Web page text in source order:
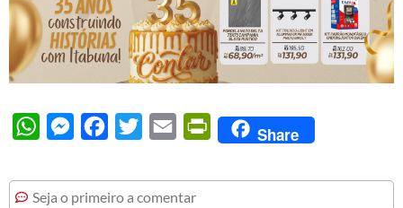
WhatsAppMessengerFacebook
Twitter Email PrintFriendly
Share
Seja o primeiro a comentar